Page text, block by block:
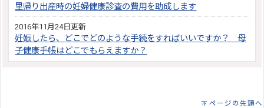
里帰り出産時の妊婦健康診査の費用を助成します
2016年11月24日更新
妊娠したら、どこでどのような手続をすればいいですか？ 母
子健康手帳はどこでもらえますか？
ページの先頭へ